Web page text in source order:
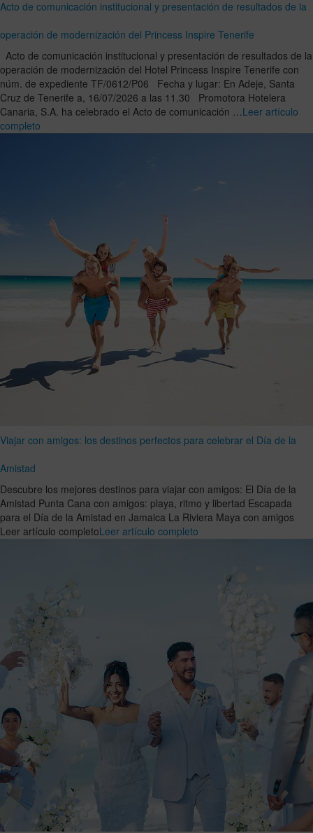
Acto de comunicación institucional y presentación de resultados de la
operación de modernización del Princess Inspire Tenerife
Acto de comunicación institucional y presentación de resultados de la
operación de modernización del Hotel Princess Inspire Tenerife con
núm. de expediente TF/0612/P06 Fecha y lugar: En Adeje, Santa
Cruz de Tenerife a, 16/07/2026 a las 11.30 Promotora Hotelera
Canaria, S.A. ha celebrado el Acto de comunicación …Leer artículo
completo
Viajar con amigos: los destinos perfectos para celebrar el Día de la
Amistad
Descubre los mejores destinos para viajar con amigos: El Día de la
Amistad Punta Cana con amigos: playa, ritmo y libertad Escapada
para el Día de la Amistad en Jamaica La Riviera Maya con amigos
Leer artículo completoLeer artículo completo